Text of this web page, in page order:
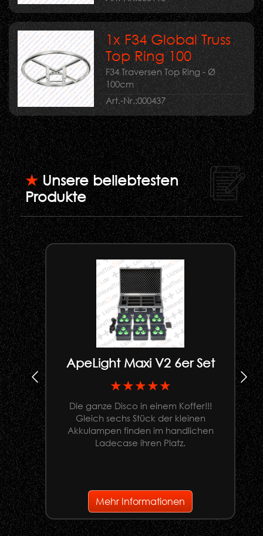
1x F34 Global Truss
Top Ring 100
F34 Traversen Top Ring - Ø
100cm
Art.-Nr.:000437
★Unsere beliebtesten
Produkte
ApeLight Maxi V2 6er Set
★★★★★
Die ganze Disco in einem Koffer!!!
Gleich sechs Stück der kleinen
Akkulampen finden im handlichen
Ladecase ihren Platz.
Mehr Informationen